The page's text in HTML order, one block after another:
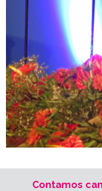
Contamos